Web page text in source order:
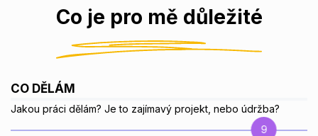
Co je pro mě důležité
CO DĚLÁM
Jakou práci dělám? Je to zajímavý projekt, nebo údržba?
9